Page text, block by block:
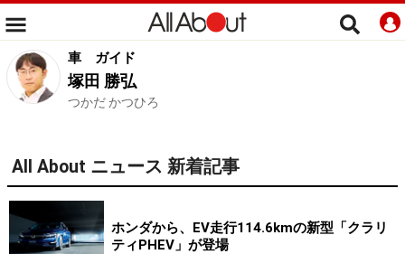
車 ガイド
塚田 勝弘
つかだ かつひろ
All About ニュース 新着記事
ホンダから、EV走行114.6kmの新型「クラリ
ティPHEV」が登場